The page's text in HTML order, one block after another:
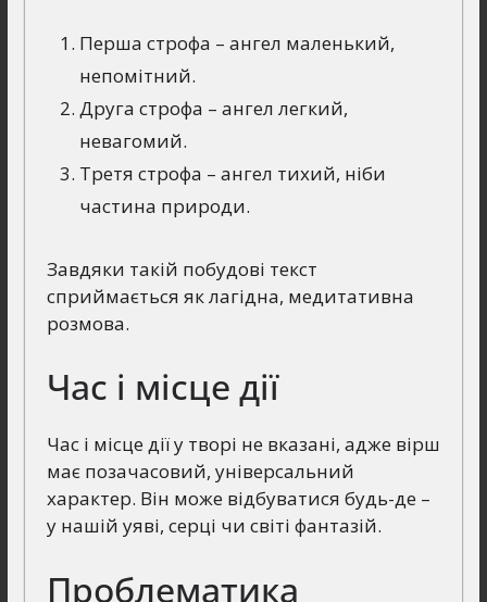
Перша строфа – ангел маленький,
непомітний.
Друга строфа – ангел легкий,
невагомий.
Третя строфа – ангел тихий, ніби
частина природи.
Завдяки такій побудові текст
сприймається як лагідна, медитативна
розмова.
Час і місце дії
Час і місце дії у творі не вказані, адже вірш
має позачасовий, універсальний
характер. Він може відбуватися будь-де –
у нашій уяві, серці чи світі фантазій.
Проблематика